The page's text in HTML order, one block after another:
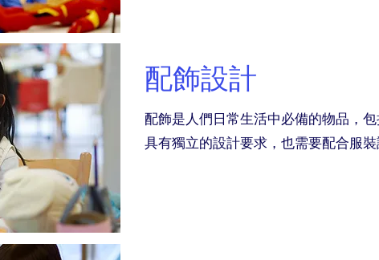
配飾設計
配飾是人們日常生活中必備的物品，
具有獨立的設計要求，也需要配合服裝